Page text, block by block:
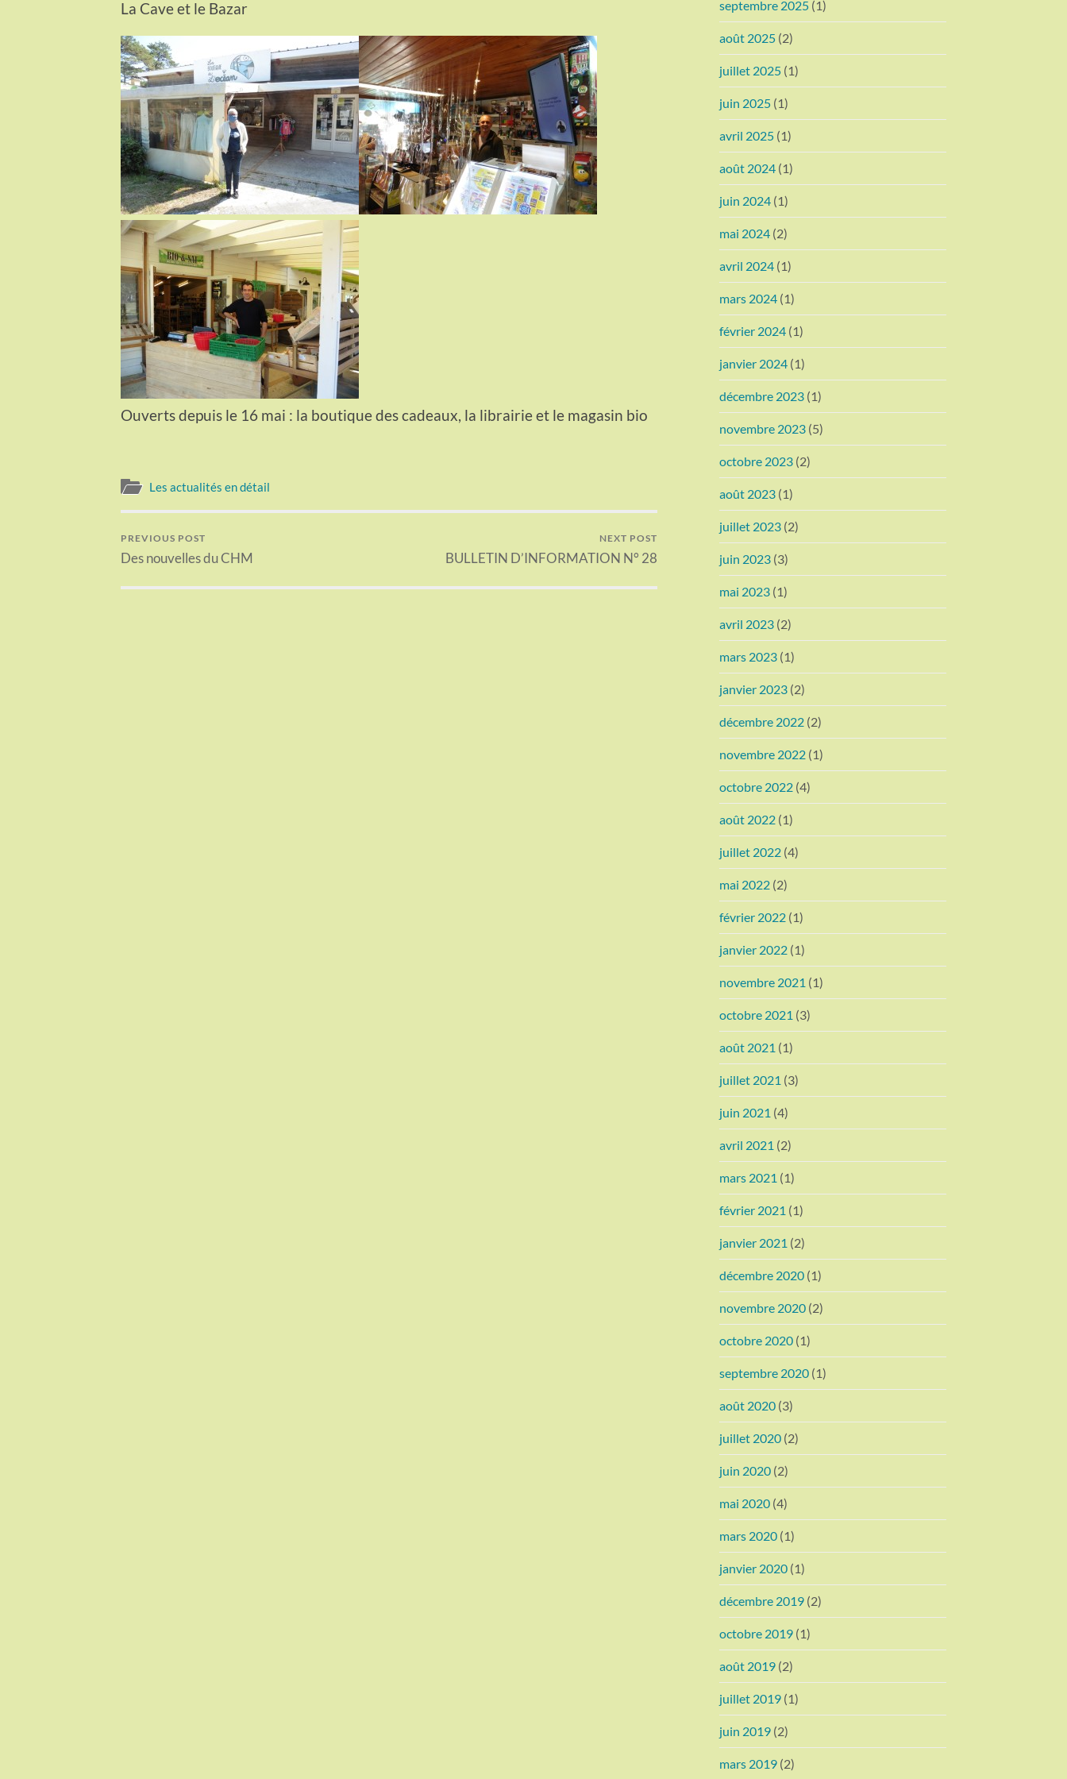
La Cave et le Bazar
Ouverts depuis le 16 mai : la boutique des cadeaux, la librairie et le magasin bio
Les actualités en détail
PREVIOUS POST
Des nouvelles du CHM
NEXT POST
BULLETIN D’INFORMATION N° 28
septembre 2025 (1)
août 2025 (2)
juillet 2025 (1)
juin 2025 (1)
avril 2025 (1)
août 2024 (1)
juin 2024 (1)
mai 2024 (2)
avril 2024 (1)
mars 2024 (1)
février 2024 (1)
janvier 2024 (1)
décembre 2023 (1)
novembre 2023 (5)
octobre 2023 (2)
août 2023 (1)
juillet 2023 (2)
juin 2023 (3)
mai 2023 (1)
avril 2023 (2)
mars 2023 (1)
janvier 2023 (2)
décembre 2022 (2)
novembre 2022 (1)
octobre 2022 (4)
août 2022 (1)
juillet 2022 (4)
mai 2022 (2)
février 2022 (1)
janvier 2022 (1)
novembre 2021 (1)
octobre 2021 (3)
août 2021 (1)
juillet 2021 (3)
juin 2021 (4)
avril 2021 (2)
mars 2021 (1)
février 2021 (1)
janvier 2021 (2)
décembre 2020 (1)
novembre 2020 (2)
octobre 2020 (1)
septembre 2020 (1)
août 2020 (3)
juillet 2020 (2)
juin 2020 (2)
mai 2020 (4)
mars 2020 (1)
janvier 2020 (1)
décembre 2019 (2)
octobre 2019 (1)
août 2019 (2)
juillet 2019 (1)
juin 2019 (2)
mars 2019 (2)